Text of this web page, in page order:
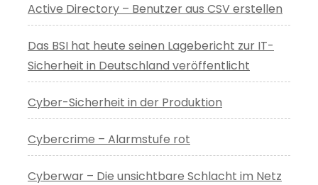
Active Directory – Benutzer aus CSV erstellen
Das BSI hat heute seinen Lagebericht zur IT-
Sicherheit in Deutschland veröffentlicht
Cyber-Sicherheit in der Produktion
Cybercrime – Alarmstufe rot
Cyberwar – Die unsichtbare Schlacht im Netz